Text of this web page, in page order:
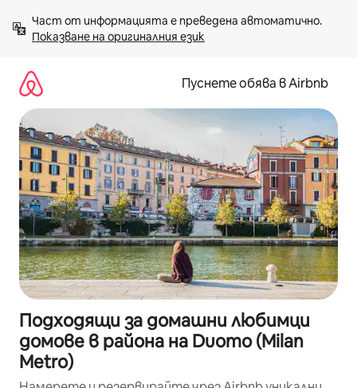
към
съдържанието
Показване на оригиналния език
Пуснете обява в Airbnb
Подходящи за домашни любимци
домове в района на Duomo (Milan
Metro)